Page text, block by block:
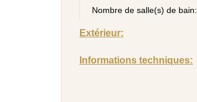
Nombre de salle(s) de bain:
Extérieur:
Informations techniques: